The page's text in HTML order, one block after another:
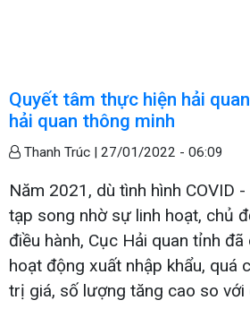
Quyết tâm thực hiện hải
hải quan thông minh
Thanh Trúc | 27/01/2022 - 06:09
Năm 2021, dù tình hình COVID
tạp song nhờ sự linh hoạt, chủ
điều hành, Cục Hải quan tỉnh
hoạt động xuất nhập khẩu, quá
trị giá, số lượng tăng cao so với